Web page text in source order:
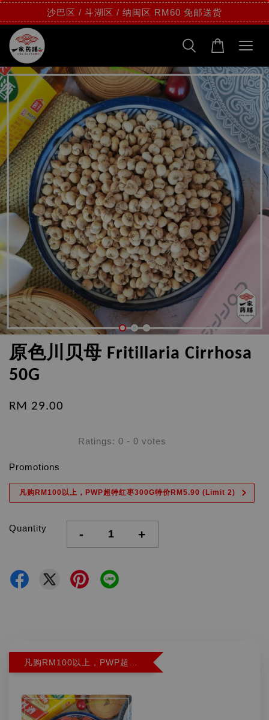
沙巴区 / 斗湖区 / 纳闽区 RM60 免邮送货
原色川贝母 Fritillaria Cirrhosa
50G
RM 29.00
Ratings: 0 - 0 votes
Promotions
凡购RM100以上，PWP超特红枣300G特价RM5.90 (Limit 2)
Quantity - +